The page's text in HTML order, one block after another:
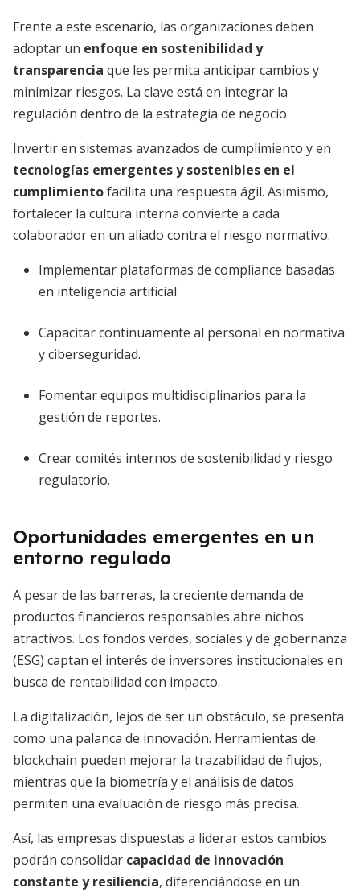
Frente a este escenario, las organizaciones deben
adoptar un enfoque en sostenibilidad y
transparencia que les permita anticipar cambios y
minimizar riesgos. La clave está en integrar la
regulación dentro de la estrategia de negocio.
Invertir en sistemas avanzados de cumplimiento y en
tecnologías emergentes y sostenibles en el
cumplimientofacilita una respuesta ágil. Asimismo,
fortalecer la cultura interna convierte a cada
colaborador en un aliado contra el riesgo normativo.
Implementar plataformas de compliance basadas
en inteligencia artificial.
Capacitar continuamente al personal en normativa
y ciberseguridad.
Fomentar equipos multidisciplinarios para la
gestión de reportes.
Crear comités internos de sostenibilidad y riesgo
regulatorio.
Oportunidades emergentes en un
entorno regulado
A pesar de las barreras, la creciente demanda de
productos financieros responsables abre nichos
atractivos. Los fondos verdes, sociales y de gobernanza
(ESG) captan el interés de inversores institucionales en
busca de rentabilidad con impacto.
La digitalización, lejos de ser un obstáculo, se presenta
como una palanca de innovación. Herramientas de
blockchain pueden mejorar la trazabilidad de flujos,
mientras que la biometría y el análisis de datos
permiten una evaluación de riesgo más precisa.
Así, las empresas dispuestas a liderar estos cambios
podrán consolidar capacidad de innovación
constante y resiliencia, diferenciándose en un